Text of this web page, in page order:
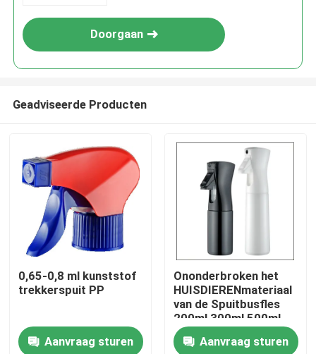
Thuis
Doorgaan
Geadviseerde Producten
0,65-0,8 ml kunststof
trekkerspuit PP
Aanvraag sturen
Ononderbroken het
HUISDIERENmateriaal
van de Spuitbusfles
200ml 300ml 500ml
Aanvraag sturen